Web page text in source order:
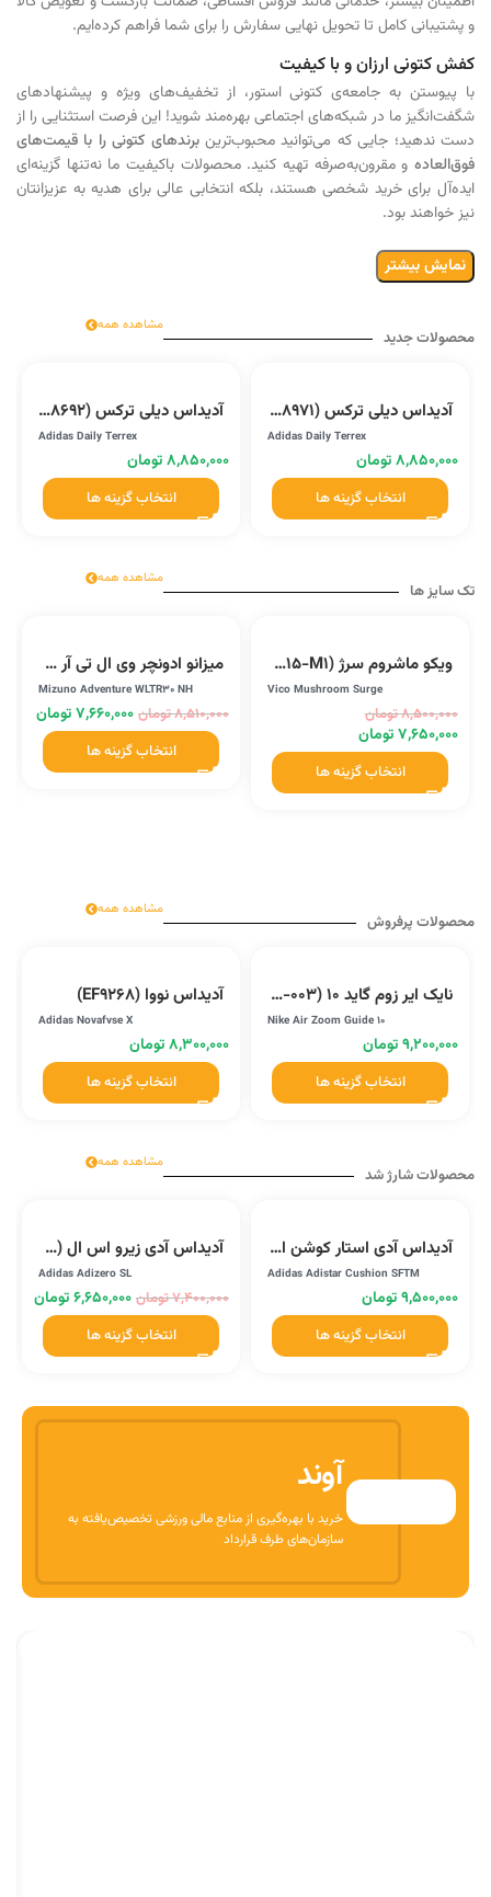
و پشتیبانی کامل تا تحویل نهایی سفارش را برای شما فراهم کرده‌ایم.
کفش کتونی ارزان و با کیفیت
با پیوستن به جامعه‌ی کتونی استور، از تخفیف‌های ویژه و پیشنهادهای
شگفت‌انگیز ما در شبکه‌های اجتماعی بهره‌مند شوید! این فرصت استثنایی را از
دست ندهید؛ جایی که می‌توانید محبوب‌ترینبرندهای کتونی را با قیمت‌های
فوق‌العاده و مقرون‌به‌صرفه تهیه کنید. محصولات باکیفیت ما نه‌تنها گزینه‌ای
ایده‌آل برای خرید شخصی هستند، بلکه انتخابی عالی برای هدیه به عزیزانتان
نیز خواهند بود.
نمایش بیشتر
محصولات جدید
مشاهده همه
آدیداس دیلی ترکس (D68971)
Adidas Daily Terrex
۸,۸۵۰,۰۰۰تومان
انتخاب گزینه ها
آدیداس دیلی ترکس (D68692)
Adidas Daily Terrex
۸,۸۵۰,۰۰۰تومان
انتخاب گزینه ها
تک سایز ها
مشاهده همه
ویکو ماشروم سرژ (R1015-M1)
Vico Mushroom Surge
۸,۵۰۰,۰۰۰تومان
۷,۶۵۰,۰۰۰تومان
انتخاب گزینه ها
میزانو ادونچر وی ال تی آر 30 ان اچ (2/D1GH230105)
Mizuno Adventure WLTR30 NH
۸,۵۱۰,۰۰۰تومان ۷,۶۶۰,۰۰۰تومان
انتخاب گزینه ها
محصولات پرفروش
مشاهده همه
نایک ایر زوم گاید 10 (CJ0291-003)
Nike Air Zoom Guide 10
۹,۲۰۰,۰۰۰تومان
انتخاب گزینه ها
آدیداس نووا (EF9268)
Adidas Novafvse X
۸,۳۰۰,۰۰۰تومان
انتخاب گزینه ها
محصولات شارژ شد
مشاهده همه
آدیداس آدی استار کوشن اس اف تی ام (JR8044)
Adidas Adistar Cushion SFTM
۹,۵۰۰,۰۰۰تومان
انتخاب گزینه ها
آدیداس آدی زیرو اس ال (HQ1348)
Adidas Adizero SL
۷,۴۰۰,۰۰۰تومان ۶,۶۵۰,۰۰۰تومان
انتخاب گزینه ها
آوند
خرید با بهره‌گیری از منابع مالی ورزشی تخصیص‌یافته به
سازمان‌های طرف قرارداد